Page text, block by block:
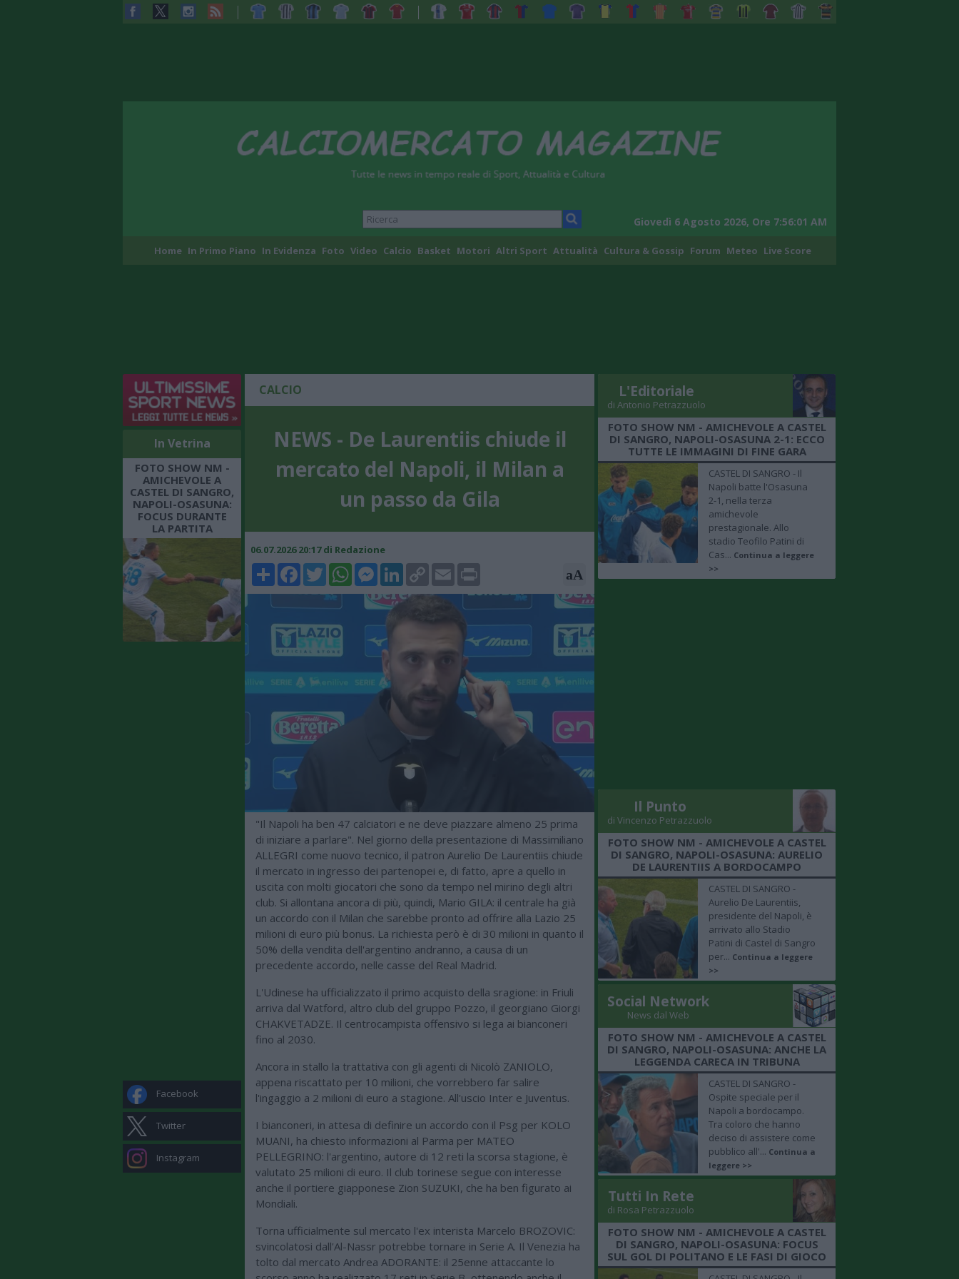
Giovedì 6 Agosto 2026, Ore 7:56:02 AM
Home In Primo Piano In Evidenza Foto Video Calcio Basket Motori Altri Sport Attualità Cultura & Gossip Forum Meteo Live Score
In Vetrina
FOTO SHOW NM -
AMICHEVOLE A
CASTEL DI SANGRO,
NAPOLI-OSASUNA:
FOCUS DURANTE
LA PARTITA
Facebook
Twitter
Instagram
CALCIO
NEWS - De Laurentiis chiude il
mercato del Napoli, il Milan a
un passo da Gila
06.07.2026 20:17 di Redazione
ShareFacebookTwitterWhatsAppMessenger
LinkedIn
Copy
Link
Email Print aA
"Il Napoli ha ben 47 calciatori e ne deve piazzare almeno 25 prima
di iniziare a parlare". Nel giorno della presentazione di Massimiliano
ALLEGRI come nuovo tecnico, il patron Aurelio De Laurentiis chiude
il mercato in ingresso dei partenopei e, di fatto, apre a quello in
uscita con molti giocatori che sono da tempo nel mirino degli altri
club. Si allontana ancora di più, quindi, Mario GILA: il centrale ha già
un accordo con il Milan che sarebbe pronto ad offrire alla Lazio 25
milioni di euro più bonus. La richiesta però è di 30 milioni in quanto il
50% della vendita dell'argentino andranno, a causa di un
precedente accordo, nelle casse del Real Madrid.
L'Udinese ha ufficializzato il primo acquisto della sragione: in Friuli
arriva dal Watford, altro club del gruppo Pozzo, il georgiano Giorgi
CHAKVETADZE. Il centrocampista offensivo si lega ai bianconeri
fino al 2030.
Ancora in stallo la trattativa con gli agenti di Nicolò ZANIOLO,
appena riscattato per 10 milioni, che vorrebbero far salire
l'ingaggio a 2 milioni di euro a stagione. All'uscio Inter e Juventus.
I bianconeri, in attesa di definire un accordo con il Psg per KOLO
MUANI, ha chiesto informazioni al Parma per MATEO
PELLEGRINO: l'argentino, autore di 12 reti la scorsa stagione, è
valutato 25 milioni di euro. Il club torinese segue con interesse
anche il portiere giapponese Zion SUZUKI, che ha ben figurato ai
Mondiali.
Torna ufficialmente sul mercato l'ex interista Marcelo BROZOVIC:
svincolatosi dall'Al-Nassr potrebbe tornare in Serie A. Il Venezia ha
tolto dal mercato Andrea ADORANTE: il 25enne attaccante lo
L'Editoriale
di Antonio Petrazzuolo
FOTO SHOW NM - AMICHEVOLE A CASTEL
DI SANGRO, NAPOLI-OSASUNA 2-1: ECCO
TUTTE LE IMMAGINI DI FINE GARA
CASTEL DI SANGRO - Il
Napoli batte l'Osasuna
2-1, nella terza
amichevole
prestagionale. Allo
stadio Teofilo Patini di
Cas... Continua a leggere
>>
Il Punto
di Vincenzo Petrazzuolo
FOTO SHOW NM - AMICHEVOLE A CASTEL
DI SANGRO, NAPOLI-OSASUNA: AURELIO
DE LAURENTIIS A BORDOCAMPO
CASTEL DI SANGRO -
Aurelio De Laurentiis,
presidente del Napoli, è
arrivato allo Stadio
Patini di Castel di Sangro
per... Continua a leggere
>>
Social Network
News dal Web
FOTO SHOW NM - AMICHEVOLE A CASTEL
DI SANGRO, NAPOLI-OSASUNA: ANCHE LA
LEGGENDA CARECA IN TRIBUNA
CASTEL DI SANGRO -
Ospite speciale per il
Napoli a bordocampo.
Tra coloro che hanno
deciso di assistere come
pubblico all'... Continua a
leggere >>
Tutti In Rete
di Rosa Petrazzuolo
FOTO SHOW NM - AMICHEVOLE A CASTEL
DI SANGRO, NAPOLI-OSASUNA: FOCUS
SUL GOL DI POLITANO E LE FASI DI GIOCO